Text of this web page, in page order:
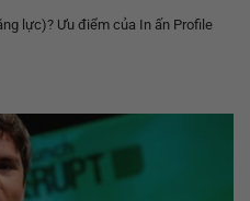
lực)? Ưu điểm của In ấn Profile